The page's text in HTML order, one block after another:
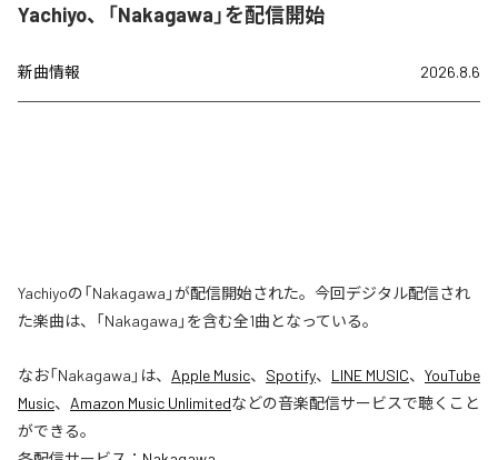
Yachiyo、「Nakagawa」を配信開始
新曲情報 2026.8.6
Yachiyoの「Nakagawa」が配信開始された。今回デジタル配信され
た楽曲は、「Nakagawa」を含む全1曲となっている。
なお「Nakagawa 」は、 Apple Music、 Spotify、 LINE MUSIC、 YouTube
Music、 Amazon Music Unlimitedなどの音楽配信サービスで聴くこと
ができる。